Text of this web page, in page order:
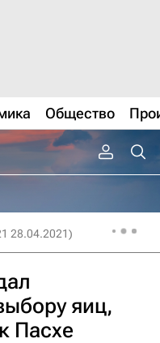
Общество
28.04.2021)
яиц,
Пасхе